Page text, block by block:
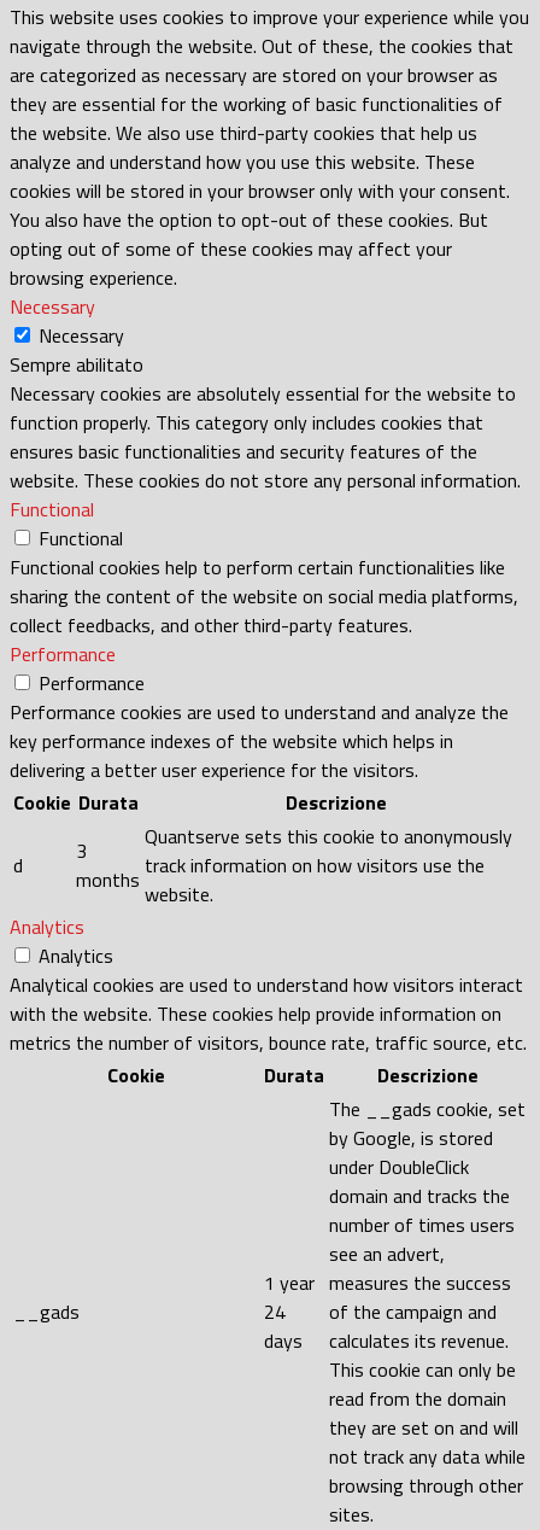
This website uses cookies to improve your experience while you
navigate through the website. Out of these, the cookies that
are categorized as necessary are stored on your browser as
they are essential for the working of basic functionalities of
the website. We also use third-party cookies that help us
analyze and understand how you use this website. These
cookies will be stored in your browser only with your consent.
You also have the option to opt-out of these cookies. But
opting out of some of these cookies may affect your
browsing experience.
Necessary
Necessary
Sempre abilitato
Necessary cookies are absolutely essential for the website to
function properly. This category only includes cookies that
ensures basic functionalities and security features of the
website. These cookies do not store any personal information.
Functional
Functional
Functional cookies help to perform certain functionalities like
sharing the content of the website on social media platforms,
collect feedbacks, and other third-party features.
Performance
Performance
Performance cookies are used to understand and analyze the
key performance indexes of the website which helps in
delivering a better user experience for the visitors.
Cookie Durata Descrizione
d
3
months
Quantserve sets this cookie to anonymously
track information on how visitors use the
website.
Analytics
Analytics
Analytical cookies are used to understand how visitors interact
with the website. These cookies help provide information on
metrics the number of visitors, bounce rate, traffic source, etc.
Cookie
Durata Descrizione
__gads
1 year
24
days
The __gads cookie, set
by Google, is stored
under DoubleClick
domain and tracks the
number of times users
see an advert,
measures the success
of the campaign and
calculates its revenue.
This cookie can only be
read from the domain
they are set on and will
not track any data while
browsing through other
sites.